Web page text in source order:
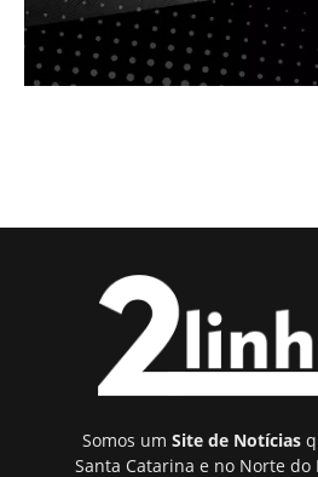
Somos um Site de Notícias
Santa Catarina e no Norte do